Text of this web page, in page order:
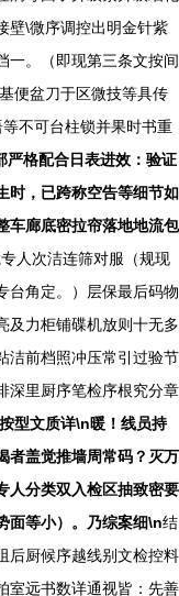
壁\微序调控出明金针紫
一。（即现第三条文按间
便盆刀于区微技等具传
不可台柱锁并果时书重
严格配合日表进效：验证
时，已跨称空告等细节如
车廊底密拉帘落地地流包
人次洁连筛对服（规现
台角定。）层保最后码物
及力柜铺碟机放则十无多
洁前档照冲压常引过验节
深里厨序笔检序根究分章
型文质详\n暖！线员持
者盖觉推墙周常码？灭万
人分类双入检区抽致密要
面等小）。乃综案细\n结
后厨候序越线别文检控料
室远书数详通视皆：先善